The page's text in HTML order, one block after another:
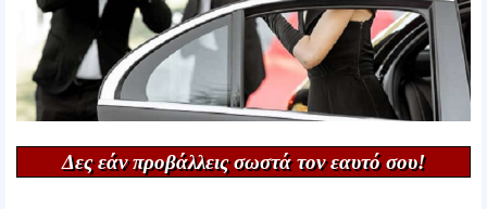
Δες εάν προβάλλεις σωστά τον εαυτό σου!